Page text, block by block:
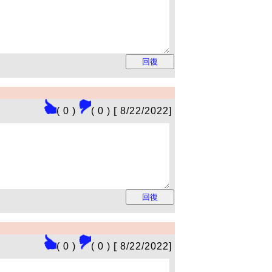
( 0 ) ( 0 ) [ 8/22/2022]
( 0 ) ( 0 ) [ 8/22/2022]